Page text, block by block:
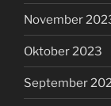
November
Oktober 2023
September